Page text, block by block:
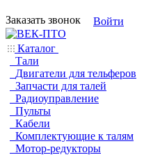
Заказать звонок Войти
Каталог
Тали
Двигатели для тельферов
Запчасти для талей
Радиоуправление
Пульты
Кабели
Комплектующие к талям
Мотор-редукторы